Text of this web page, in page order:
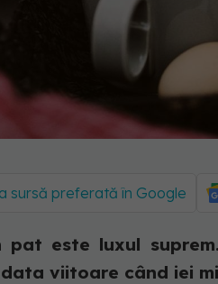
sursă preferată în Google
pat este luxul
viitoare când iei